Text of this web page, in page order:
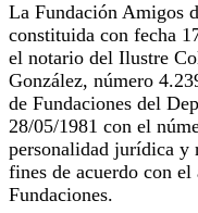
La Fundación Amigos
constituida con fecha
el notario del Ilustre
González, número
de Fundaciones del
28/05/1981 con el
personalidad jurídica y
fines de acuerdo con
Fundaciones.